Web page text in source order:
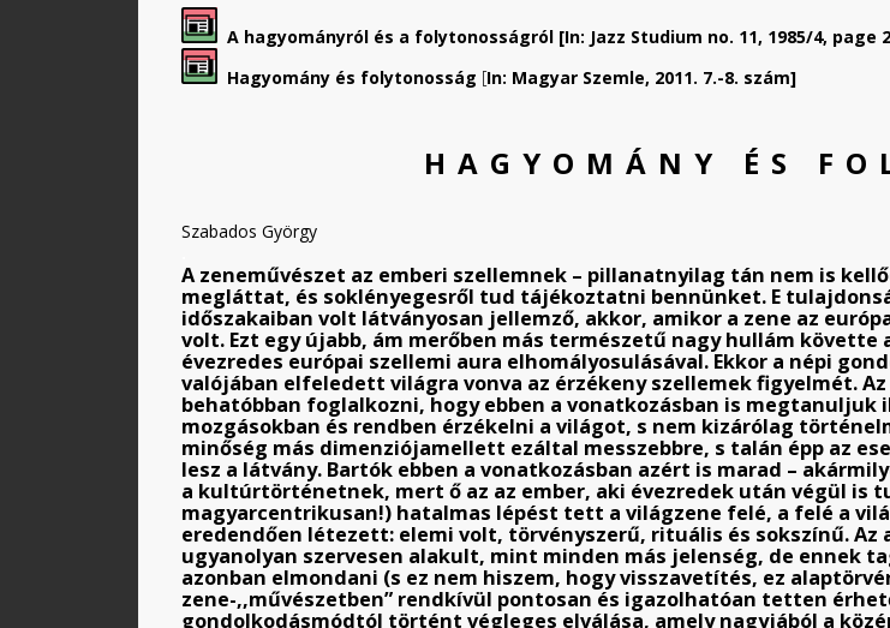
A hagyományról és a folytonosságról [In: Jazz Studium no. 11, 1985/4, page
Hagyomány és folytonosság [In: Magyar Szemle, 2011. 7.-8. szám]
HAGYOMÁNY ÉS
Szabados György
A zeneművészet az emberi szellemnek – pillanatnyilag tán nem is
megláttat, és soklényegesről tud tájékoztatni bennünket. E
időszakaiban volt látványosan jellemző, akkor, amikor a zene az
volt. Ezt egy újabb, ám merőben más természetű nagy hullám
évezredes európai szellemi aura elhomályosulásával. Ekkor a népi
valójában elfeledett világra vonva az érzékeny szellemek figyelmét.
behatóbban foglalkozni, hogy ebben a vonatkozásban is
mozgásokban és rendben érzékelni a világot, s nem kizárólag
minőség más dimenziójamellett ezáltal messzebbre, s talán épp az
lesz a látvány. Bartók ebben a vonatkozásban azért is marad –
a kultúrtörténetnek, mert ő az az ember, aki évezredek után végül is
magyarcentrikusan!) hatalmas lépést tett a világzene felé, a felé a
eredendően létezett: elemi volt, törvényszerű, rituális és sokszínű.
ugyanolyan szervesen alakult, mint minden más jelenség, de ennek
azonban elmondani (s ez nem hiszem, hogy visszavetítés, ez
zene-,,művészetben” rendkívül pontosan és igazolhatóan tetten
gondolkodásmódtól történt végleges elválása, amely nagyjából a